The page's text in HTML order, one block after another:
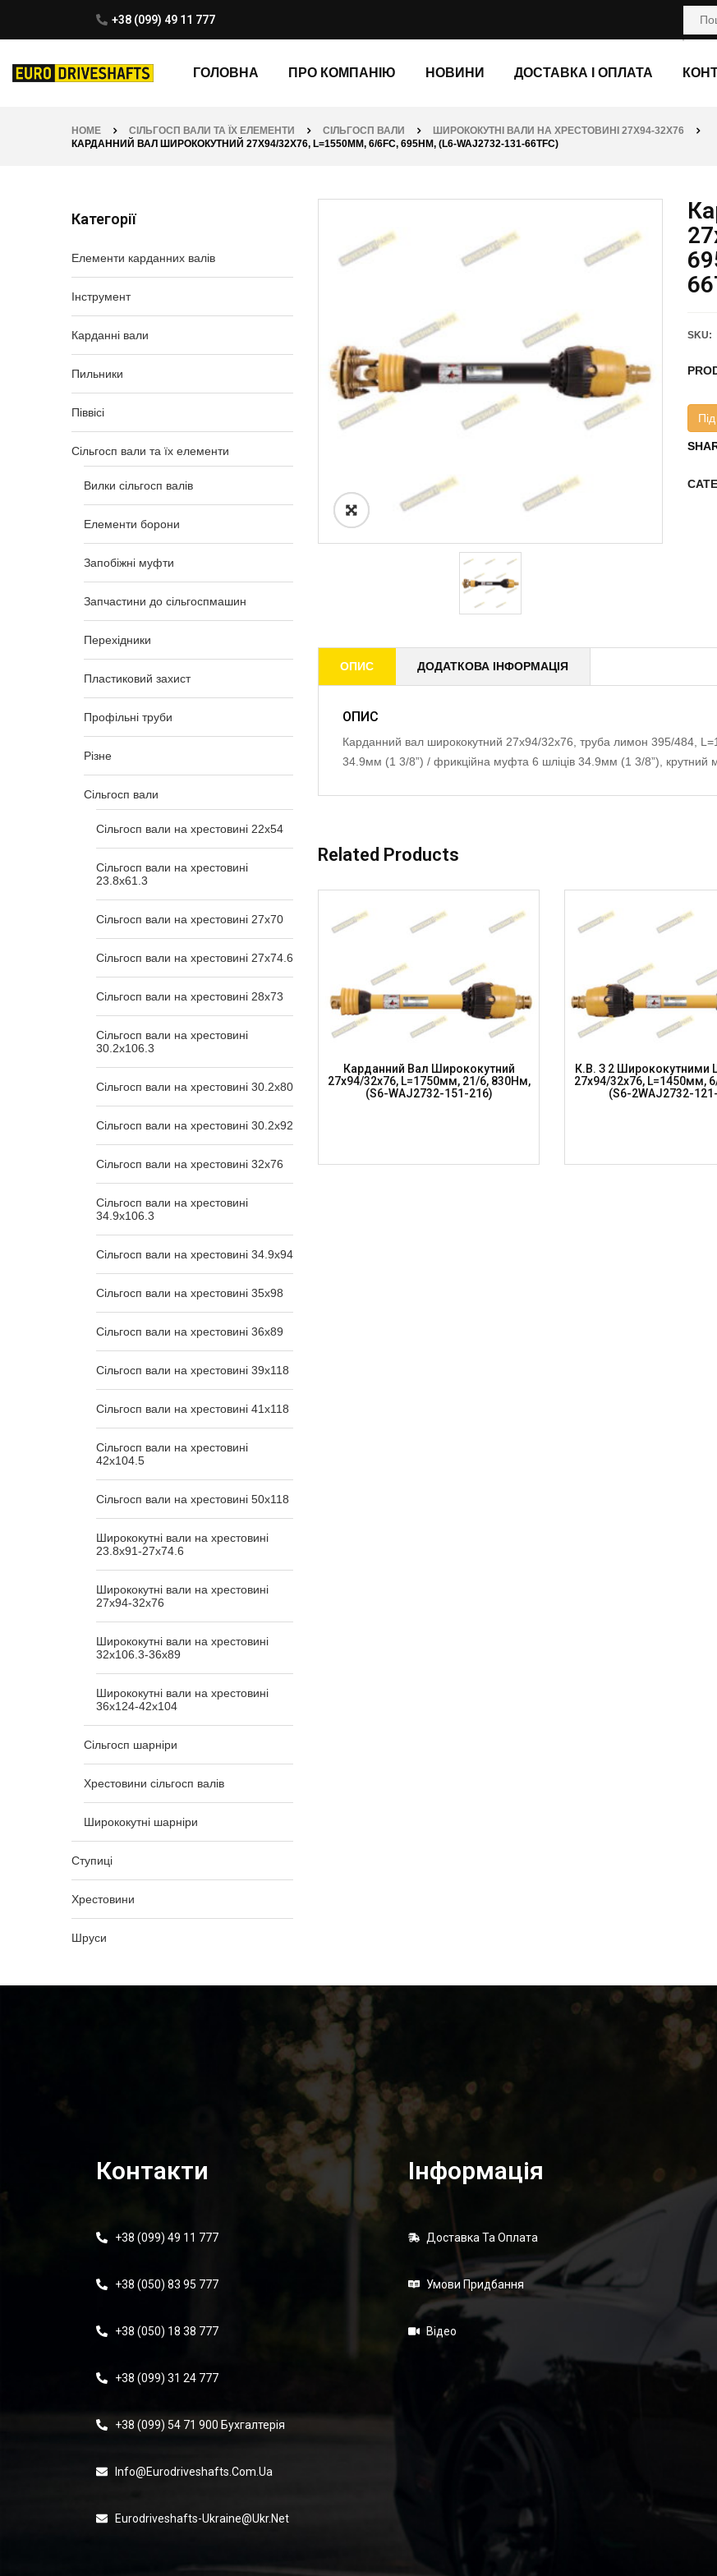
+38 (099) 49 11 777
ГОЛОВНА ПРО КОМПАНІЮ НОВИНИ ДОСТАВКА І ОПЛАТА
HOME СІЛЬГОСП ВАЛИ ТА ЇХ ЕЛЕМЕНТИ СІЛЬГОСП ВАЛИ
ШИРОКОКУТНІ ВАЛИ НА ХРЕСТОВИНІ 27Х94-32Х76
КАРДАННИЙ ВАЛ ШИРОКОКУТНИЙ 27Х94/32Х76, L=1550ММ, 6/6FC, 695НМ, (L6-WAJ2732-131-66TFC)
Категорії
Елементи карданних валів
Інструмент
Карданні вали
Пильники
Піввісі
Сільгосп вали та їх елементи
Вилки сільгосп валів
Елементи борони
Запобіжні муфти
Запчастини до сільгоспмашин
Перехідники
Пластиковий захист
Профільні труби
Різне
Сільгосп вали
Сільгосп вали на хрестовині 22х54
Сільгосп вали на хрестовині
23.8х61.3
Сільгосп вали на хрестовині 27х70
Сільгосп вали на хрестовині 27х74.6
Сільгосп вали на хрестовині 28х73
Сільгосп вали на хрестовині
30.2x106.3
Сільгосп вали на хрестовині 30.2x80
Сільгосп вали на хрестовині 30.2x92
Сільгосп вали на хрестовині 32x76
Сільгосп вали на хрестовині
34.9x106.3
Сільгосп вали на хрестовині 34.9x94
Сільгосп вали на хрестовині 35x98
Сільгосп вали на хрестовині 36x89
Сільгосп вали на хрестовині 39x118
Сільгосп вали на хрестовині 41x118
Сільгосп вали на хрестовині
42x104.5
Сільгосп вали на хрестовині 50x118
Ширококутні вали на хрестовині
23.8х91-27х74.6
Ширококутні вали на хрестовині
27х94-32х76
Ширококутні вали на хрестовині
32х106.3-36х89
Ширококутні вали на хрестовині
36х124-42х104
Сільгосп шарніри
Хрестовини сільгосп валів
Ширококутні шарніри
Ступиці
Хрестовини
Шруси
SKU:
ОПИС ДОДАТКОВА ІНФОРМАЦІЯ
ОПИС
Карданний вал ширококутний 27х94/32х76, труба лимон 395/484,
34.9мм (1 3/8”) / фрикційна муфта 6 шліців 34.9мм (1 3/8”),
Related Products
Карданний Вал Ширококутний
27х94/32х76, L=1250мм, 6/6, 695Нм, (L6-
WAJ2732-101-66)
Карданний Вал Ширококутний
27х94/32х76, L=1750мм, 21/6, 830Нм,
(S6-WAJ2732-151-216)
К.в. З 2 Ширококутними
27х94/32х76, L=1450мм,
(S6-2WAJ2732-
Контакти
+38 (099) 49 11 777
+38 (050) 83 95 777
+38 (050) 18 38 777
+38 (099) 31 24 777
+38 (099) 54 71 900 Бухгалтерія
Info@eurodriveshafts.com.ua
Eurodriveshafts-Ukraine@ukr.net
Інформація
Доставка Та Оплата
Умови Придбання
Відео